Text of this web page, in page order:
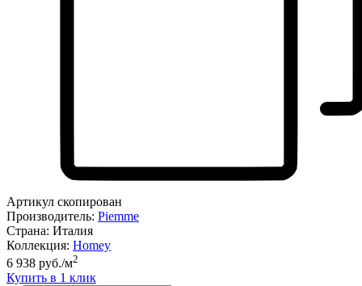
Артикул скопирован
Производитель: Piemme
Страна: Италия
Коллекция: Homey
6 938 руб./м2
Купить в 1 клик